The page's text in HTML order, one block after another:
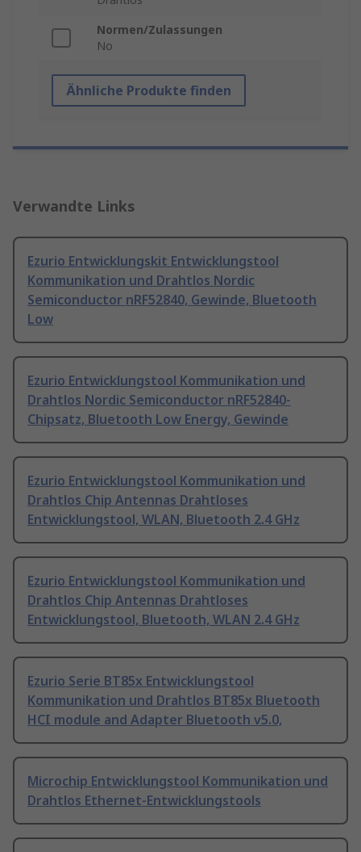
Normen/Zulassungen
No
Ähnliche Produkte finden
Verwandte Links
Ezurio Entwicklungskit Entwicklungstool
Kommunikation und Drahtlos Nordic
Semiconductor nRF52840, Gewinde, Bluetooth
Low
Ezurio Entwicklungstool Kommunikation und
Drahtlos Nordic Semiconductor nRF52840-
Chipsatz, Bluetooth Low Energy, Gewinde
Ezurio Entwicklungstool Kommunikation und
Drahtlos Chip Antennas Drahtloses
Entwicklungstool, WLAN, Bluetooth 2.4 GHz
Ezurio Entwicklungstool Kommunikation und
Drahtlos Chip Antennas Drahtloses
Entwicklungstool, Bluetooth, WLAN 2.4 GHz
Ezurio Serie BT85x Entwicklungstool
Kommunikation und Drahtlos BT85x Bluetooth
HCI module and Adapter Bluetooth v5.0,
Microchip Entwicklungstool Kommunikation und
Drahtlos Ethernet-Entwicklungstools